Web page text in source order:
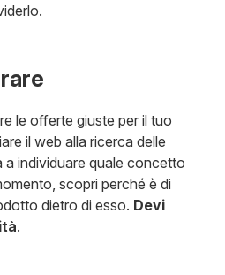
le offerte giuste per il tuo
il web alla ricerca delle
individuare quale concetto
scopri perché è di
dietro di esso. Devi
.